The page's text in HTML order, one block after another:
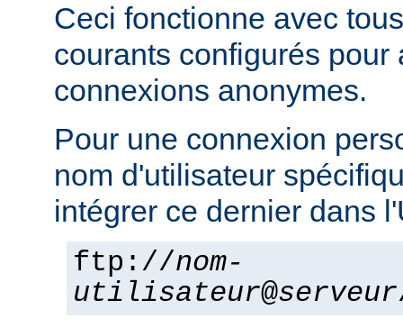
Ceci fonctionne avec
courants configurés pour
connexions anonymes.
Pour une connexion
nom d'utilisateur
intégrer ce dernier dans
ftp://nom-
utilisateur@serveur